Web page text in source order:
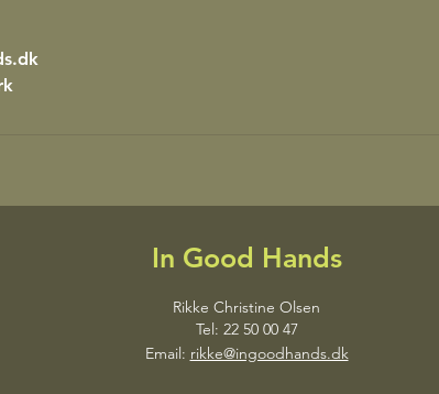
In Good Hands
Rikke Christine Olsen
Tel: 22 50 00 47
Email: rikke@ingoodhands.dk